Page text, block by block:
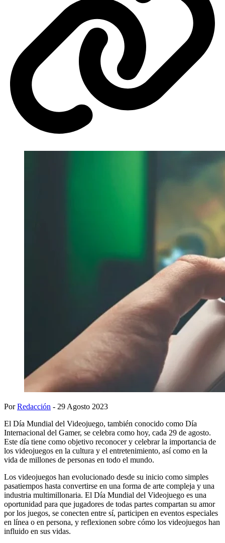
PorRedacción - 29 Agosto 2023
El Día Mundial del Videojuego, también conocido como Día
Internacional del Gamer, se celebra como hoy, cada 29 de agosto.
Este día tiene como objetivo reconocer y celebrar la importancia de
los videojuegos en la cultura y el entretenimiento, así como en la
vida de millones de personas en todo el mundo.
Los videojuegos han evolucionado desde su inicio como simples
pasatiempos hasta convertirse en una forma de arte compleja y una
industria multimillonaria. El Día Mundial del Videojuego es una
oportunidad para que jugadores de todas partes compartan su amor
por los juegos, se conecten entre sí, participen en eventos especiales
en línea o en persona, y reflexionen sobre cómo los videojuegos han
influido en sus vidas.